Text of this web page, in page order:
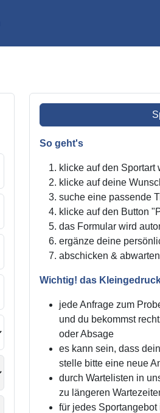
So geht's
klicke auf den Sportart
klicke auf deine
suche eine passende
klicke auf den Button
das Formular wird
ergänze deine
abschicken & abwarten
Wichtig! das
jede Anfrage zum
und du bekommst
oder Absage
es kann sein, dass
stelle bitte eine neue
durch Wartelisten in
zu längeren
für jedes